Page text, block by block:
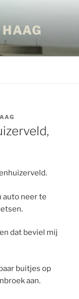
auto neer te
dat beviel mij
buitjes op
aan.